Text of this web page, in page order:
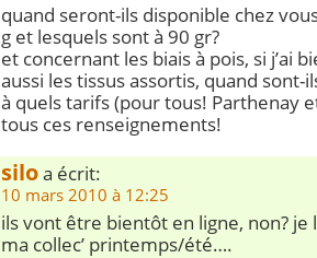
quand seront-ils disponible chez
g et lesquels sont à 90 gr?
et concernant les biais à pois, si j’ai
aussi les tissus assortis, quand sont-
à quels tarifs (pour tous! Parthenay
tous ces renseignements!
siloa écrit:
10 mars 2010 à 12:25
ils vont être bientôt en ligne, non? je
ma collec’ printemps/été….